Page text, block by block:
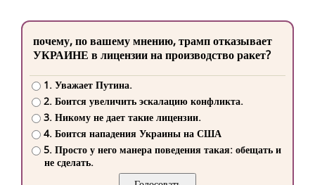
почему, по вашему мнению, трамп отказывает
УКРАИНЕ в лицензии на производство ракет?
1. Уважает Путина.
2. Боится увеличить эскалацию конфликта.
3. Никому не дает такие лицензии.
4. Боится нападения Украины на США
5. Просто у него манера поведения такая: обещать и
не сделать.